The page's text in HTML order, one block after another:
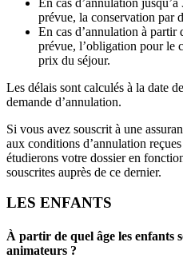
prévue, la conservation par
En cas d’annulation à partir
prévue, l’obligation pour le
prix du séjour.
Les délais sont calculés à la date
demande d’annulation.
Si vous avez souscrit à une
aux conditions d’annulation
étudierons votre dossier en
souscrites auprès de ce dernier.
LES ENFANTS
À partir de quel âge les enfants
animateurs ?